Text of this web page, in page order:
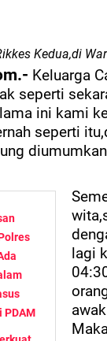
Kedua,di
Keluarga
seperti
ini kami
seperti
PDAM
lagi